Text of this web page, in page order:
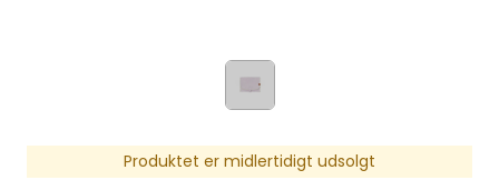
Produktet er midlertidigt udsolgt